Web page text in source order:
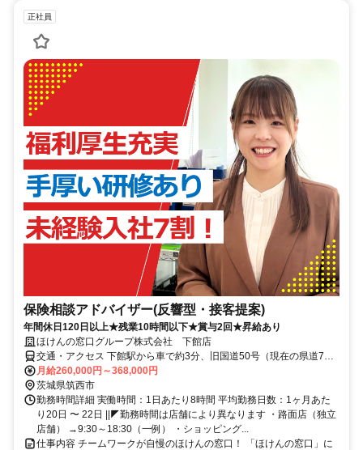
正社員
保険相談アドバイザー(反響型・接客提案)
年間休日120日以上★残業10時間以下★賞与2回★昇給あり
ほけんの窓口グループ株式会社 下館店
交通・アクセス 下館駅から車で約3分、旧国道50号（現在の県道7
号）線沿い
月給260,000円～368,000円
茨城県筑西市
勤務時間詳細 実働時間：1日あたり8時間 平均勤務日数：1ヶ月あた
り20日 〜 22日 ||◤勤務時間は店舗により異なります ・路面店（独立
店舗） →9:30～18:30（一例） ・ショッピング...
仕事内容 チームワークが自慢のほけんの窓口！ 「ほけんの窓口」に